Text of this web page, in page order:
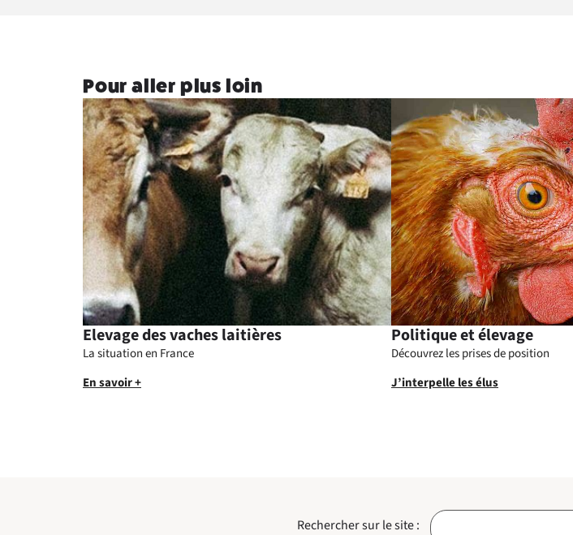
Pour aller plus loin
Elevage des vaches laitières
La situation en France
En savoir +
Politique et élevage
Découvrez les prises de position
J’interpelle les élus
Rechercher sur le site :